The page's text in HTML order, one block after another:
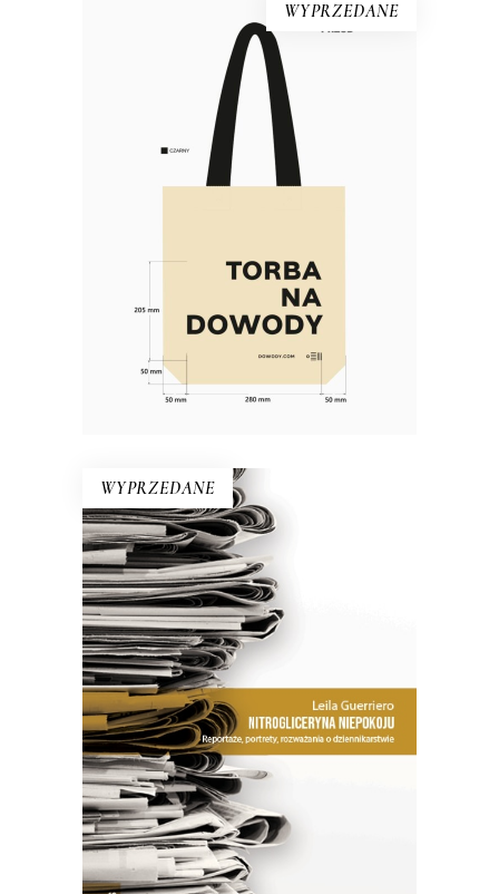
WYPRZEDANE
Torba bawełniana DOWODY
Materiał: bawełna 100% Gramatura:
280g/m2 Wymiary: 38×40 cm (dno o
szerokość 5 cm Nadruk: czarny
WYPRZEDANE
NITROGLICERYNA NIEPOKOJU
Jak zauważa dziennikarka w jednym
z esejów, warto dostrzec różnicę
między pisaniem „poprawnym” a
„obrzydliwie dobrym”.
53.00zł 26.50